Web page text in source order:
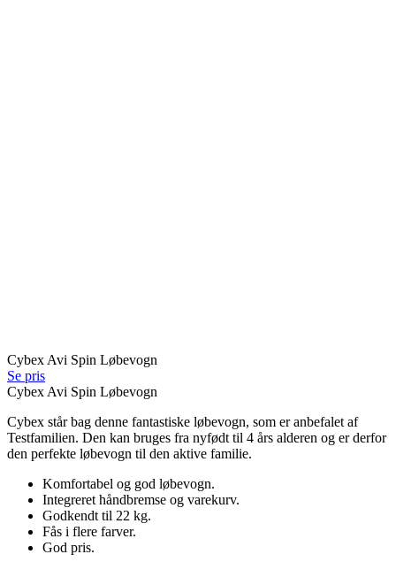
Cybex Avi Spin Løbevogn
Se pris
Cybex Avi Spin Løbevogn
Cybex står bag denne fantastiske løbevogn, som er anbefalet af
Testfamilien. Den kan bruges fra nyfødt til 4 års alderen og er derfor
den perfekte løbevogn til den aktive familie.
Komfortabel og god løbevogn.
Integreret håndbremse og varekurv.
Godkendt til 22 kg.
Fås i flere farver.
God pris.